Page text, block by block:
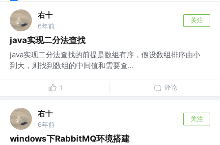
右十
6年前
关注
java实现二分法查找
java实现二分法查找的前提是数组有序，假设数组排序由小
到大，则找到数组的中间值和需要查...
1 评论
右十
6年前
关注
windows下RabbitMQ环境搭建